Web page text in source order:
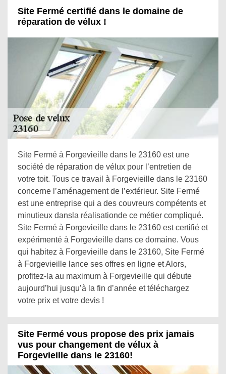
Site Fermé certifié dans le domaine de
réparation de vélux !
Site Fermé à Forgevieille dans le 23160 est une
société de réparation de vélux pour l’entretien de
votre toit. Tous ce travail à Forgevieille dans le 23160
concerne l’aménagement de l’extérieur. Site Fermé
est une entreprise qui a des couvreurs compétents et
minutieux dansla réalisationde ce métier compliqué.
Site Fermé à Forgevieille dans le 23160 est certifié et
expérimenté à Forgevieille dans ce domaine. Vous
qui habitez à Forgevieille dans le 23160, Site Fermé
à Forgevieille lance ses offres en ligne et Alors,
profitez-la au maximum à Forgevieille qui débute
aujourd’hui jusqu’à la fin d’année et téléchargez
votre prix et votre devis !
Site Fermé vous propose des prix jamais
vus pour changement de vélux à
Forgevieille dans le 23160!